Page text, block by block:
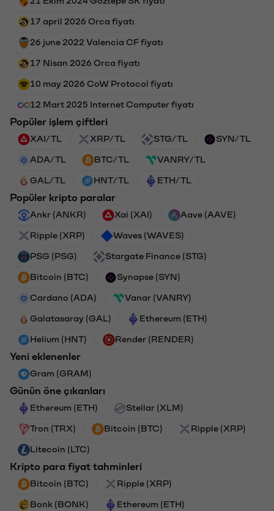
17 april 2026 Orca fiyatı
26 june 2022 Valencia CF fiyatı
17 Nisan 2026 Orca fiyatı
10 may 2026 CoW Protocol fiyatı
12 Mart 2025 Internet Computer fiyatı
Popüler işlem çiftleri
XAI/TL XRP/TL STG/TL SYN/TL
ADA/TL BTC/TL VANRY/TL
GAL/TL HNT/TL ETH/TL
Popüler kripto paralar
Ankr (ANKR) Xai (XAI) Aave (AAVE)
Ripple (XRP) Waves (WAVES)
PSG (PSG) Stargate Finance (STG)
Bitcoin (BTC) Synapse (SYN)
Cardano (ADA) Vanar (VANRY)
Galatasaray (GAL) Ethereum (ETH)
Helium (HNT) Render (RENDER)
Yeni eklenenler
Gram (GRAM)
Günün öne çıkanları
Ethereum (ETH) Stellar (XLM)
Tron (TRX) Bitcoin (BTC) Ripple (XRP)
Litecoin (LTC)
Kripto para fiyat tahminleri
Bitcoin (BTC) Ripple (XRP)
Bonk (BONK) Ethereum (ETH)